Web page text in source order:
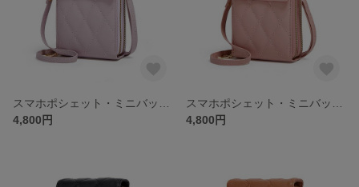
4,800円
4,800円